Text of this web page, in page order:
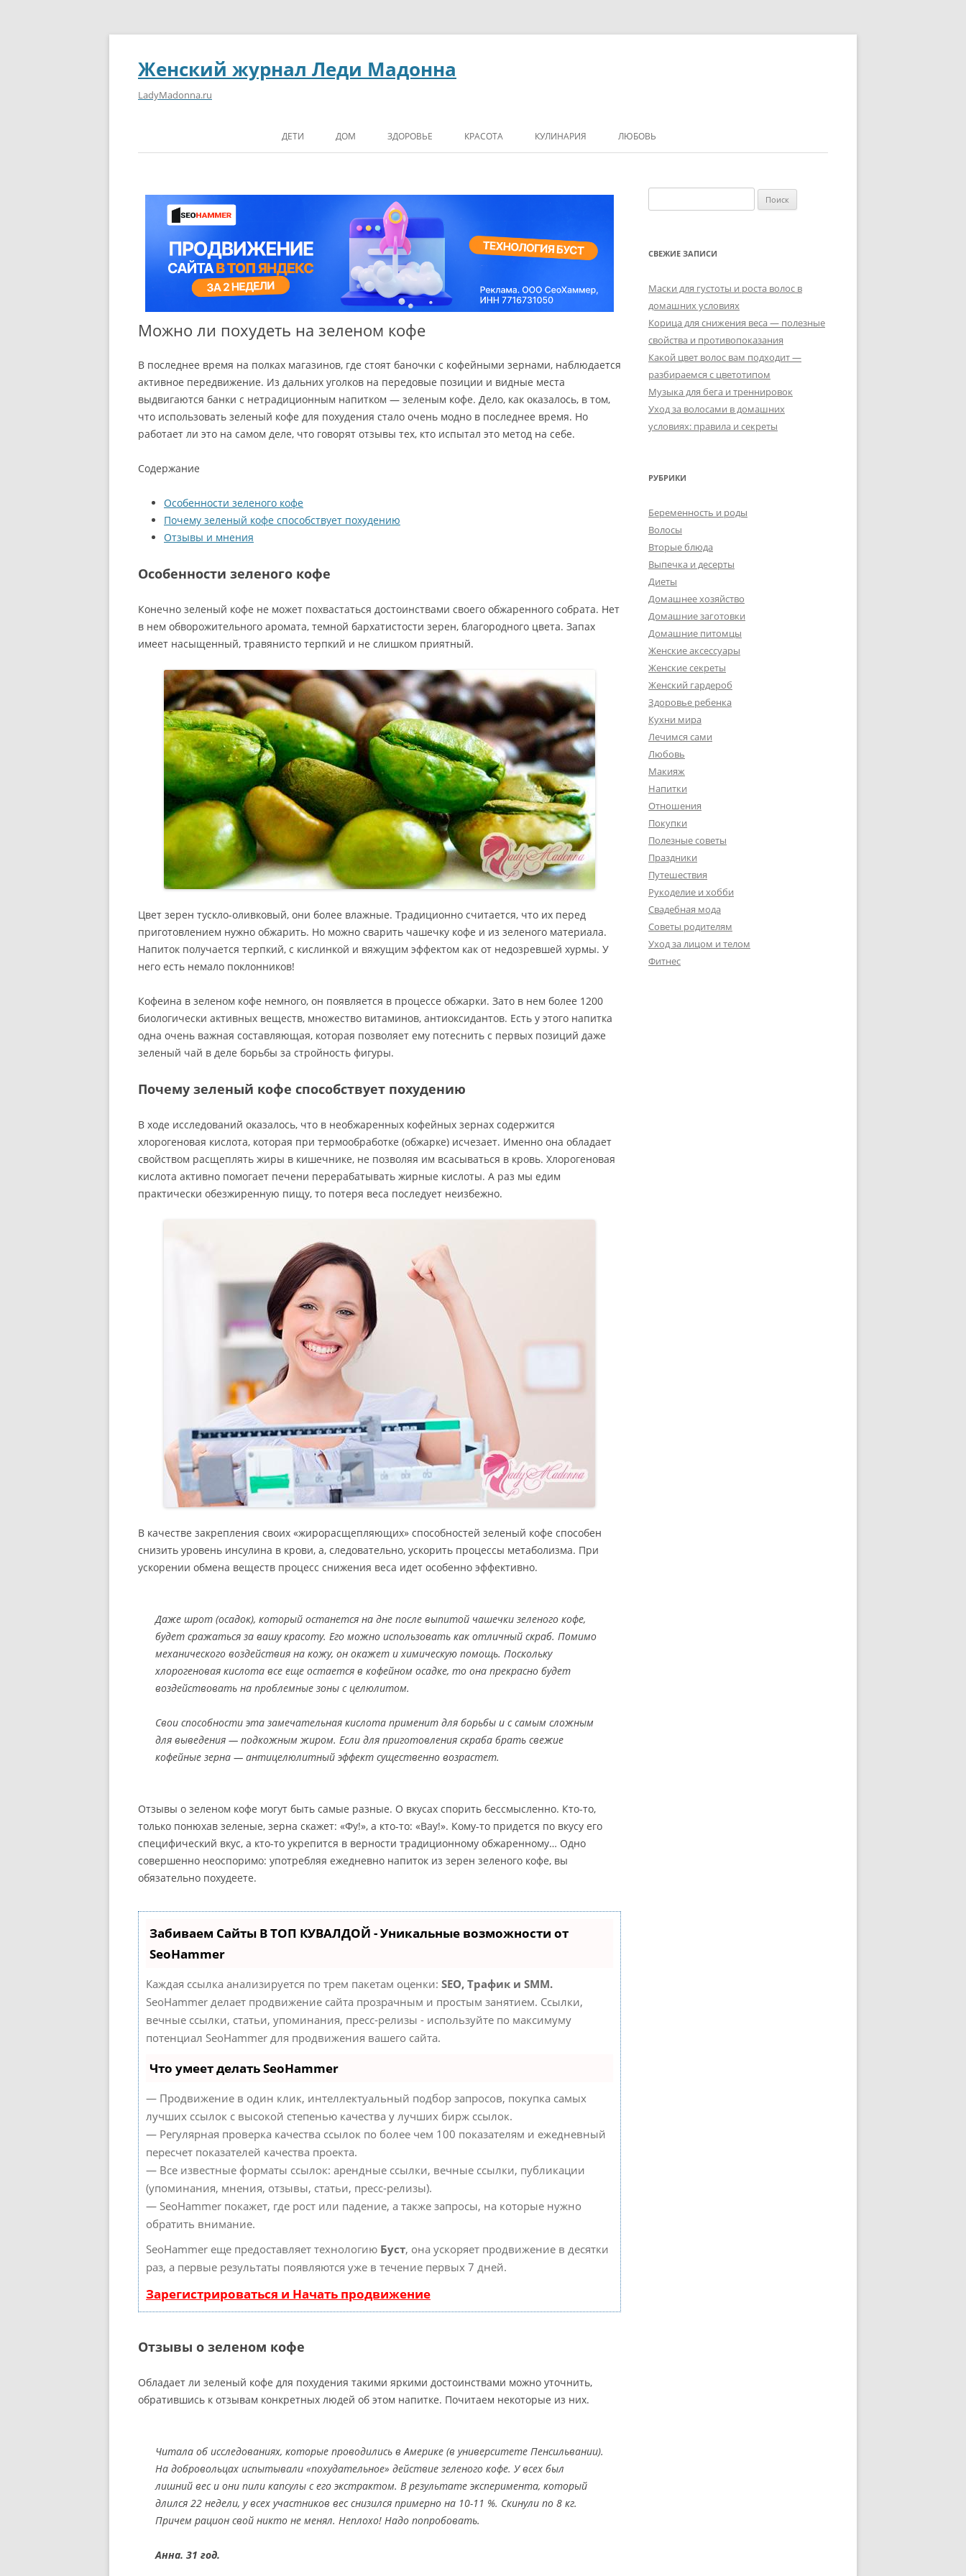
Женский журнал Леди Мадонна
LadyMadonna.ru
ДЕТИ ДОМ ЗДОРОВЬЕ КРАСОТА КУЛИНАРИЯ ЛЮБОВЬ
Можно ли похудеть на зеленом кофе
В последнее время на полках магазинов, где стоят баночки с кофейными зернами, наблюдается
активное передвижение. Из дальних уголков на передовые позиции и видные места
выдвигаются банки с нетрадиционным напитком — зеленым кофе. Дело, как оказалось, в том,
что использовать зеленый кофе для похудения стало очень модно в последнее время. Но
работает ли это на самом деле, что говорят отзывы тех, кто испытал это метод на себе.
Содержание
Особенности зеленого кофе
Почему зеленый кофе способствует похудению
Отзывы и мнения
Особенности зеленого кофе
Конечно зеленый кофе не может похвастаться достоинствами своего обжаренного собрата. Нет
в нем обворожительного аромата, темной бархатистости зерен, благородного цвета. Запах
имеет насыщенный, травянисто терпкий и не слишком приятный.
Цвет зерен тускло-оливковый, они более влажные. Традиционно считается, что их перед
приготовлением нужно обжарить. Но можно сварить чашечку кофе и из зеленого материала.
Напиток получается терпкий, с кислинкой и вяжущим эффектом как от недозревшей хурмы. У
него есть немало поклонников!
Кофеина в зеленом кофе немного, он появляется в процессе обжарки. Зато в нем более 1200
биологически активных веществ, множество витаминов, антиоксидантов. Есть у этого напитка
одна очень важная составляющая, которая позволяет ему потеснить с первых позиций даже
зеленый чай в деле борьбы за стройность фигуры.
Почему зеленый кофе способствует похудению
В ходе исследований оказалось, что в необжаренных кофейных зернах содержится
хлорогеновая кислота, которая при термообработке (обжарке) исчезает. Именно она обладает
свойством расщеплять жиры в кишечнике, не позволяя им всасываться в кровь. Хлорогеновая
кислота активно помогает печени перерабатывать жирные кислоты. А раз мы едим
практически обезжиренную пищу, то потеря веса последует неизбежно.
В качестве закрепления своих «жирорасщепляющих» способностей зеленый кофе способен
снизить уровень инсулина в крови, а, следовательно, ускорить процессы метаболизма. При
ускорении обмена веществ процесс снижения веса идет особенно эффективно.
Даже шрот (осадок), который останется на дне после выпитой чашечки зеленого кофе,
будет сражаться за вашу красоту. Его можно использовать как отличный скраб. Помимо
механического воздействия на кожу, он окажет и химическую помощь. Поскольку
хлорогеновая кислота все еще остается в кофейном осадке, то она прекрасно будет
воздействовать на проблемные зоны с целюлитом.
Свои способности эта замечательная кислота применит для борьбы и с самым сложным
для выведения — подкожным жиром. Если для приготовления скраба брать свежие
кофейные зерна — антицелюлитный эффект существенно возрастет.
Отзывы о зеленом кофе могут быть самые разные. О вкусах спорить бессмысленно. Кто-то,
только понюхав зеленые, зерна скажет: «Фу!», а кто-то: «Вау!». Кому-то придется по вкусу его
специфический вкус, а кто-то укрепится в верности традиционному обжаренному… Одно
совершенно неоспоримо: употребляя ежедневно напиток из зерен зеленого кофе, вы
обязательно похудеете.
Забиваем Сайты В ТОП КУВАЛДОЙ - Уникальные возможности от
SeoHammer
Каждая ссылка анализируется по трем пакетам оценки: SEO, Трафик и SMM.
SeoHammer делает продвижение сайта прозрачным и простым занятием. Ссылки,
вечные ссылки, статьи, упоминания, пресс-релизы - используйте по максимуму
потенциал SeoHammer для продвижения вашего сайта.
Что умеет делать SeoHammer
— Продвижение в один клик, интеллектуальный подбор запросов, покупка самых
лучших ссылок с высокой степенью качества у лучших бирж ссылок.
— Регулярная проверка качества ссылок по более чем 100 показателям и ежедневный
пересчет показателей качества проекта.
— Все известные форматы ссылок: арендные ссылки, вечные ссылки, публикации
(упоминания, мнения, отзывы, статьи, пресс-релизы).
— SeoHammer покажет, где рост или падение, а также запросы, на которые нужно
обратить внимание.
SeoHammer еще предоставляет технологию Буст, она ускоряет продвижение в десятки
раз, а первые результаты появляются уже в течение первых 7 дней.
Зарегистрироваться и Начать продвижение
Отзывы о зеленом кофе
Обладает ли зеленый кофе для похудения такими яркими достоинствами можно уточнить,
обратившись к отзывам конкретных людей об этом напитке. Почитаем некоторые из них.
Читала об исследованиях, которые проводились в Америке (в университете Пенсильвании).
На добровольцах испытывали «похудательное» действие зеленого кофе. У всех был
лишний вес и они пили капсулы с его экстрактом. В результате эксперимента, который
длился 22 недели, у всех участников вес снизился примерно на 10-11 %. Скинули по 8 кг.
Причем рацион свой никто не менял. Неплохо! Надо попробовать.
Анна. 31 год.
СВЕЖИЕ ЗАПИСИ
Маски для густоты и роста волос в
домашних условиях
Корица для снижения веса — полезные
свойства и противопоказания
Какой цвет волос вам подходит —
разбираемся с цветотипом
Музыка для бега и треннировок
Уход за волосами в домашних
условиях: правила и секреты
РУБРИКИ
Беременность и роды
Волосы
Вторые блюда
Выпечка и десерты
Диеты
Домашнее хозяйство
Домашние заготовки
Домашние питомцы
Женские аксессуары
Женские секреты
Женский гардероб
Здоровье ребенка
Кухни мира
Лечимся сами
Любовь
Макияж
Напитки
Отношения
Покупки
Полезные советы
Праздники
Путешествия
Рукоделие и хобби
Свадебная мода
Советы родителям
Уход за лицом и телом
Фитнес